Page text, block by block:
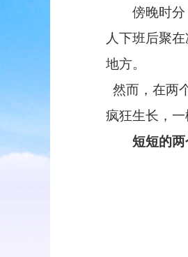
傍晚时分，
人下班后聚
地方。
然而，在两
疯狂生长，
短短的